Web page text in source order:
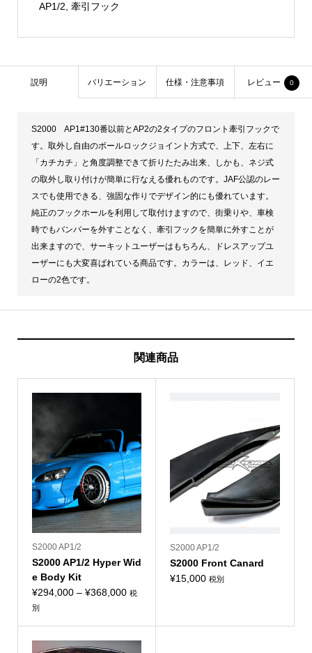
130/AP2
AP1/2 牽引フック
説明 バリエーション 仕様・注意事項 レビュー 0
S2000 AP1#130番以前とAP2の2タイプのフロント牽引フックで
す。取外し自由のボールロックジョイント方式で、上下、左右に
「カチカチ」と角度調整できて折りたたみ出来、しかも、ネジ式
の取外し取り付けが簡単に行なえる優れものです。JAF公認のレー
スでも使用できる、強固な作りでデザイン的にも優れています。
純正のフックホールを利用して取付けますので、街乗りや、車検
時でもバンパーを外すことなく、牽引フックを簡単に外すことが
出来ますので、サーキットユーザーはもちろん、ドレスアップユ
ーザーにも大変喜ばれている商品です。カラーは、レッド、イエ
ローの2色です。
関連商品
S2000 AP1/2
S2000 AP1/2 Hyper Wid
e Body Kit
¥294,000 – ¥368,000価
税
別
S2000 AP1/2
S2000 Front Canard
¥15,000 税別